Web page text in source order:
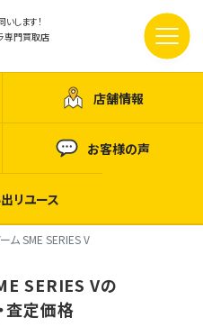
します！
専門買取店
店舗情報
お客様の声
リユース
ム SME SERIES V
SERIES Vの
査定価格